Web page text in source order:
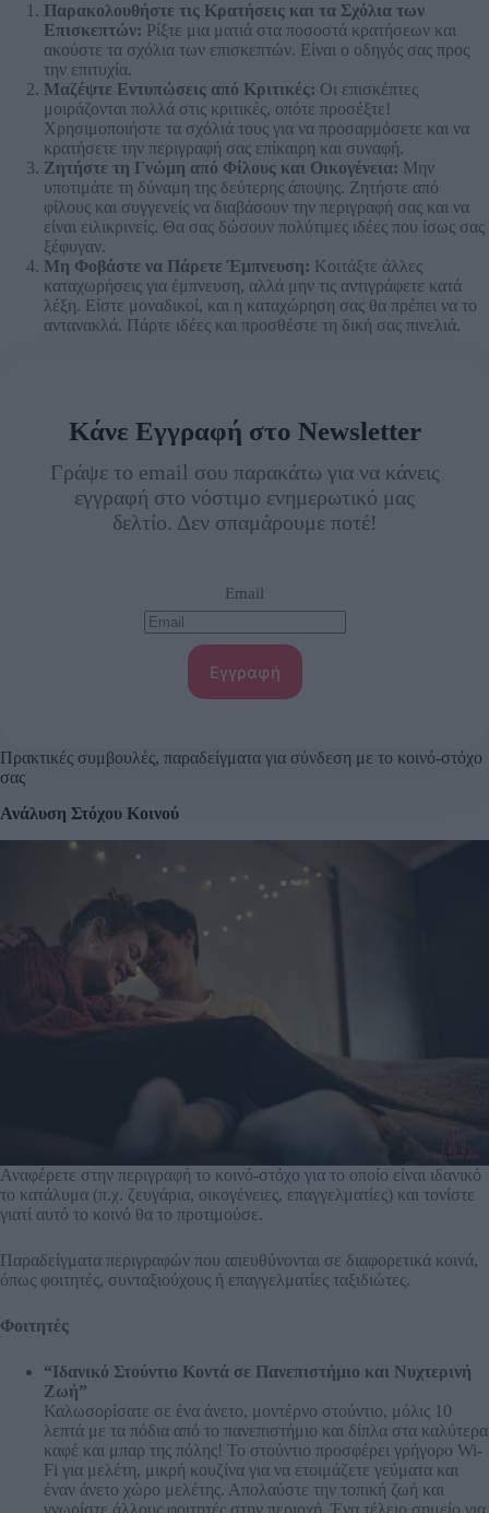
Παρακολουθήστε τις Κρατήσεις και τα Σχόλια των
Επισκεπτών: Ρίξτε μια ματιά στα ποσοστά κρατήσεων και
ακούστε τα σχόλια των επισκεπτών. Είναι ο οδηγός σας προς
την επιτυχία.
Μαζέψτε Εντυπώσεις από Κριτικές: Οι επισκέπτες
μοιράζονται πολλά στις κριτικές, οπότε προσέξτε!
Χρησιμοποιήστε τα σχόλιά τους για να προσαρμόσετε και να
κρατήσετε την περιγραφή σας επίκαιρη και συναφή.
Ζητήστε τη Γνώμη από Φίλους και Οικογένεια: Μην
υποτιμάτε τη δύναμη της δεύτερης άποψης. Ζητήστε από
φίλους και συγγενείς να διαβάσουν την περιγραφή σας και να
είναι ειλικρινείς. Θα σας δώσουν πολύτιμες ιδέες που ίσως σας
ξέφυγαν.
Μη Φοβάστε να Πάρετε Έμπνευση: Κοιτάξτε άλλες
καταχωρήσεις για έμπνευση, αλλά μην τις αντιγράφετε κατά
λέξη. Είστε μοναδικοί, και η καταχώρηση σας θα πρέπει να το
αντανακλά. Πάρτε ιδέες και προσθέστε τη δική σας πινελιά.
Κάνε Εγγραφή στο Newsletter
Γράψε το email σου παρακάτω για να κάνεις
εγγραφή στο νόστιμο ενημερωτικό μας
δελτίο. Δεν σπαμάρουμε ποτέ!
Email
Εγγραφή
Πρακτικές συμβουλές, παραδείγματα για σύνδεση με το κοινό-στόχο
σας
Ανάλυση Στόχου Κοινού
Αναφέρετε στην περιγραφή το κοινό-στόχο για το οποίο είναι ιδανικό
το κατάλυμα (π.χ. ζευγάρια, οικογένειες, επαγγελματίες) και τονίστε
γιατί αυτό το κοινό θα το προτιμούσε.
Παραδείγματα περιγραφών που απευθύνονται σε διαφορετικά κοινά,
όπως φοιτητές, συνταξιούχους ή επαγγελματίες ταξιδιώτες.
Φοιτητές
“Ιδανικό Στούντιο Κοντά σε Πανεπιστήμιο και Νυχτερινή
Ζωή”
Καλωσορίσατε σε ένα άνετο, μοντέρνο στούντιο, μόλις 10
λεπτά με τα πόδια από το πανεπιστήμιο και δίπλα στα καλύτερα
καφέ και μπαρ της πόλης! Το στούντιο προσφέρει γρήγορο Wi-
Fi για μελέτη, μικρή κουζίνα για να ετοιμάζετε γεύματα και
έναν άνετο χώρο μελέτης. Απολαύστε την τοπική ζωή και